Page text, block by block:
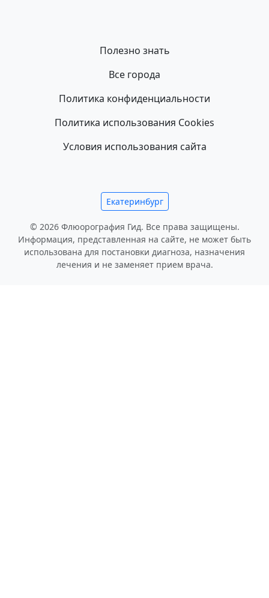
Полезно знать
Все города
Политика конфиденциальности
Политика использования Cookies
Условия использования сайта
Екатеринбург
© 2026 Флюорография Гид. Все права защищены.
Информация, представленная на сайте, не может быть
использована для постановки диагноза, назначения
лечения и не заменяет прием врача.